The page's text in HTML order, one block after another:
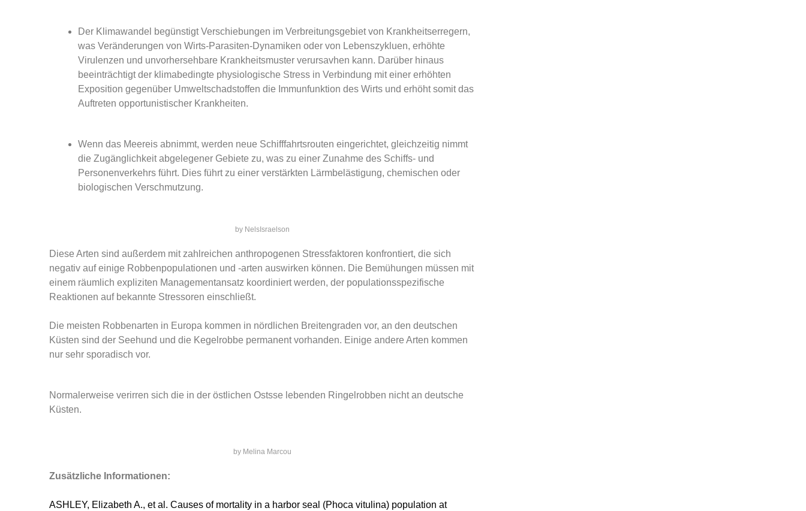
Der Klimawandel begünstigt Verschiebungen im Verbreitungsgebiet von Krankheitserregern,
was Veränderungen von Wirts-Parasiten-Dynamiken oder von Lebenszykluen, erhöhte
Virulenzen und unvorhersehbare Krankheitsmuster verursavhen kann. Darüber hinaus
beeinträchtigt der klimabedingte physiologische Stress in Verbindung mit einer erhöhten
Exposition gegenüber Umweltschadstoffen die Immunfunktion des Wirts und erhöht somit das
Auftreten opportunistischer Krankheiten.
Wenn das Meereis abnimmt, werden neue Schifffahrtsrouten eingerichtet, gleichzeitig nimmt
die Zugänglichkeit abgelegener Gebiete zu, was zu einer Zunahme des Schiffs- und
Personenverkehrs führt. Dies führt zu einer verstärkten Lärmbelästigung, chemischen oder
biologischen Verschmutzung.
by NelsIsraelson
Diese Arten sind außerdem mit zahlreichen anthropogenen Stressfaktoren konfrontiert, die sich
negativ auf einige Robbenpopulationen und -arten auswirken können. Die Bemühungen müssen mit
einem räumlich expliziten Managementansatz koordiniert werden, der populationsspezifische
Reaktionen auf bekannte Stressoren einschließt.
Die meisten Robbenarten in Europa kommen in nördlichen Breitengraden vor, an den deutschen
Küsten sind der Seehund und die Kegelrobbe permanent vorhanden. Einige andere Arten kommen
nur sehr sporadisch vor.
Normalerweise verirren sich die in der östlichen Ostsse lebenden Ringelrobben nicht an deutsche
Küsten.
by Melina Marcou
Zusätzliche Informationen:
ASHLEY, Elizabeth A., et al. Causes of mortality in a harbor seal (Phoca vitulina) population at